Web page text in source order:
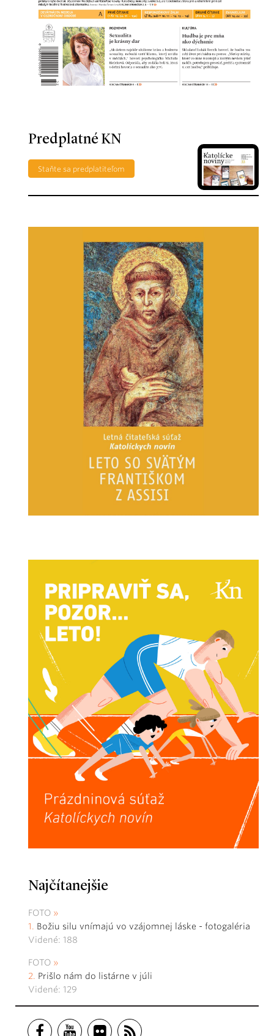
Predplatné KN
Staňte sa predplatiteľom
Najčítanejšie
FOTO
Božiu silu vnímajú vo vzájomnej láske - fotogaléria
Videné: 188
FOTO
Prišlo nám do listárne v júli
Videné: 129